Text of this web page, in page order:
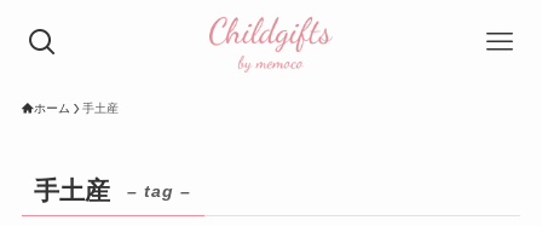
ホーム 手土産
手土産 – tag –